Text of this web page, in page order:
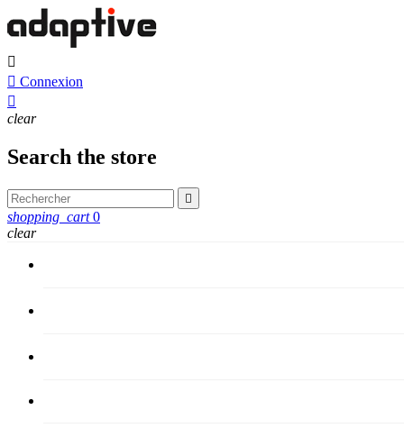

 Connexion

clear
Search the store

shopping_cart 0
clear